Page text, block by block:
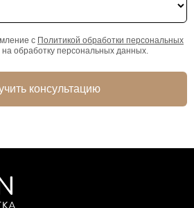
с Политикой обработки персональных
на обработку персональных данных.
консультацию